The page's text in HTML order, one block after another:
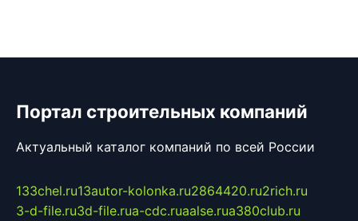
Портал строительных компаний
Актуальный каталог компаний по всей России
133chel.ru13autor-kolonka.ru2864420.ru2rich.ru
3-d-file.ru3d-file.rua-cdc.ruaalse.rua380club.ru